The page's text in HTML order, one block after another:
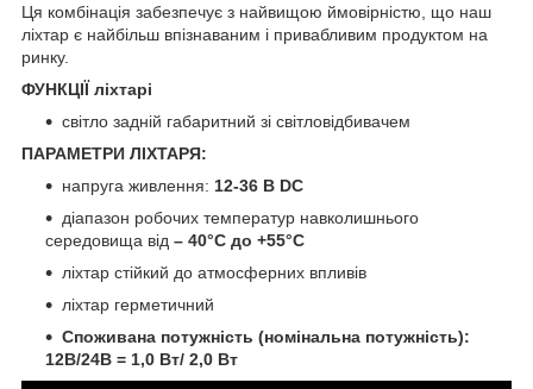
Ця комбінація забезпечує з найвищою ймовірністю, що наш
ліхтар є найбільш впізнаваним і привабливим продуктом на
ринку.
ФУНКЦІЇ ліхтарі
світло задній габаритний зі світловідбивачем
ПАРАМЕТРИ ЛІХТАРЯ:
напруга живлення: 12-36 В DC
діапазон робочих температур навколишнього
середовища від – 40°C до +55°C
ліхтар стійкий до атмосферних впливів
ліхтар герметичний
Споживана потужність (номінальна потужність):
12В/24В = 1,0 Вт/ 2,0 Вт